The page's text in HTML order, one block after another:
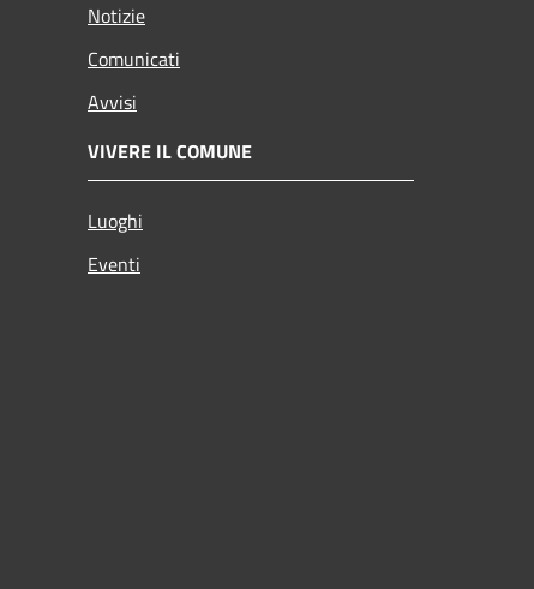
Notizie
Comunicati
Avvisi
VIVERE IL COMUNE
Luoghi
Eventi